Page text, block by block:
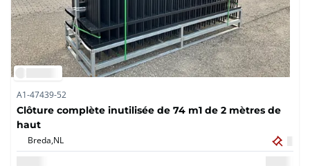
A1-47439-52
Clôture complète inutilisée de 74 m1 de 2 mètres de
haut
Breda,NL